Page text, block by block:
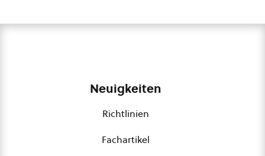
Neuigkeiten
Richtlinien
Fachartikel